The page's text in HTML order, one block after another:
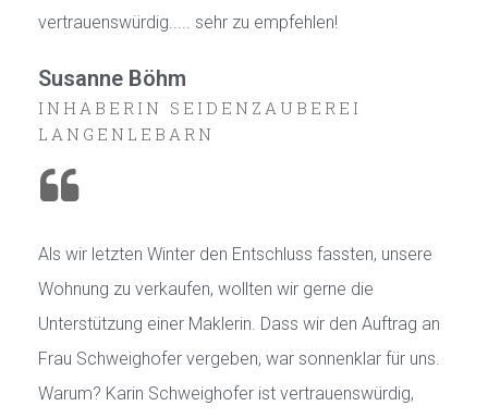
vertrauenswürdig..... sehr zu empfehlen!
Susanne Böhm
INHABERIN SEIDENZAUBEREI
LANGENLEBARN
Als wir letzten Winter den Entschluss fassten, unsere
Wohnung zu verkaufen, wollten wir gerne die
Unterstützung einer Maklerin. Dass wir den Auftrag an
Frau Schweighofer vergeben, war sonnenklar für uns.
Warum? Karin Schweighofer ist vertrauenswürdig,